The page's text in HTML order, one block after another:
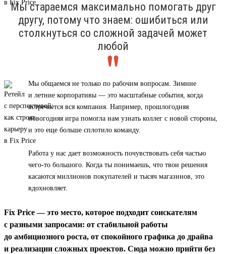
Мы стараемся максимально помогать друг
другу, потому что знаем: ошибиться или
столкнуться со сложной задачей может
любой
Мы общаемся не только по рабочим вопросам. Зимние
и летние корпоративы — это масштабные события, когда
встречается вся компания. Например, прошлогодняя
новогодняя игра помогла нам узнать коллег с новой стороны,
и это еще больше сплотило команду.
Работа у нас дает возможность почувствовать себя частью
чего-то большого. Когда ты понимаешь, что твои решения
касаются миллионов покупателей и тысяч магазинов, это
вдохновляет.
Fix Price — это место, которое подходит соискателям
с разными запросами: от стабильной работы
до амбициозного роста, от спокойного графика до драйва
и реализации сложных проектов. Сюда можно прийти без